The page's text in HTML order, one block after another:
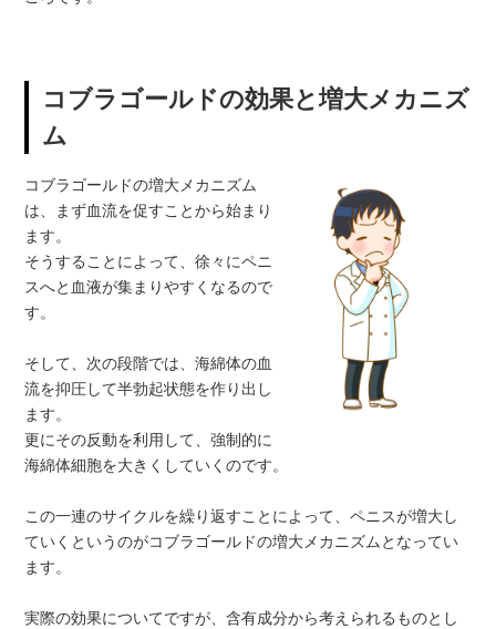
コブラゴールドの効果と増大メカニズ
ム
コブラゴールドの増大メカニズム
は、まず血流を促すことから始まり
ます。
そうすることによって、徐々にペニ
スへと血液が集まりやすくなるので
す。
そして、次の段階では、海綿体の血
流を抑圧して半勃起状態を作り出し
ます。
更にその反動を利用して、強制的に
海綿体細胞を大きくしていくのです。
この一連のサイクルを繰り返すことによって、ペニスが増大し
ていくというのがコブラゴールドの増大メカニズムとなってい
ます。
実際の効果についてですが、含有成分から考えられるものとし